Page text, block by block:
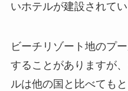
いホテルが建設されてい
ビーチリゾート地のプ
することがありますが、
ルは他の国と比べても